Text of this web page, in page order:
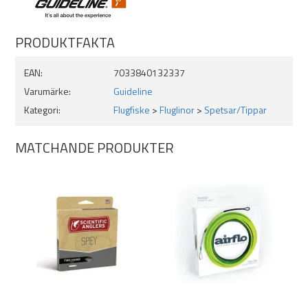
PRODUKTFAKTA
EAN:
7033840132337
Varumärke:
Guideline
Kategori:
Flugfiske >Fluglinor> Spetsar/Tippar
MATCHANDE PRODUKTER